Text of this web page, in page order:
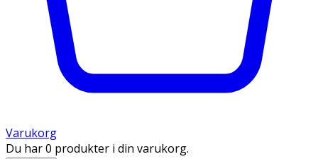
Varukorg
Du har 0 produkter i din varukorg.